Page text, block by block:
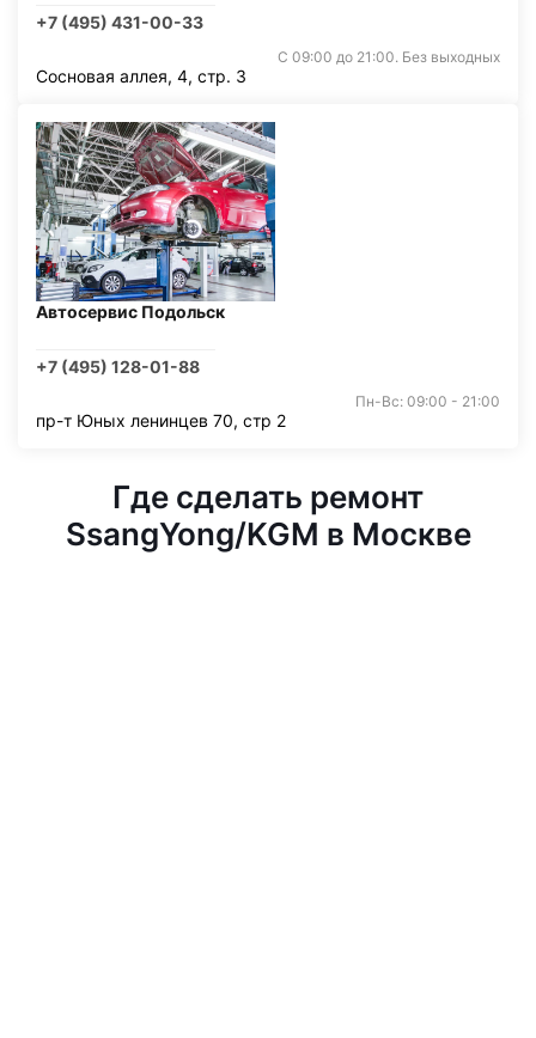
+7 (495) 431-00-33
С 09:00 до 21:00. Без выходных
Сосновая аллея, 4, стр. 3
Автосервис Подольск
+7 (495) 128-01-88
Пн-Вс: 09:00 - 21:00
пр-т Юных ленинцев 70, стр 2
Где сделать ремонт
SsangYong/KGM в Москве